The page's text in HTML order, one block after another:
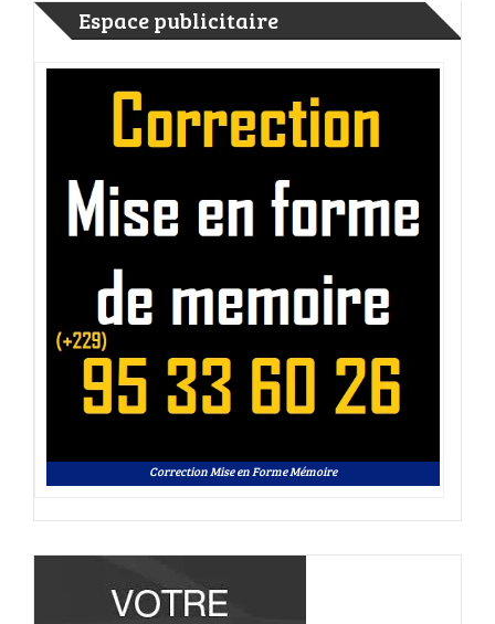
Espace publicitaire
Correction Mise en Forme Mémoire